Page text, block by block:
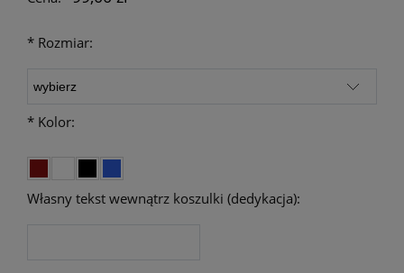
* Rozmiar:
* Kolor:
Własny tekst wewnątrz koszulki (dedykacja):